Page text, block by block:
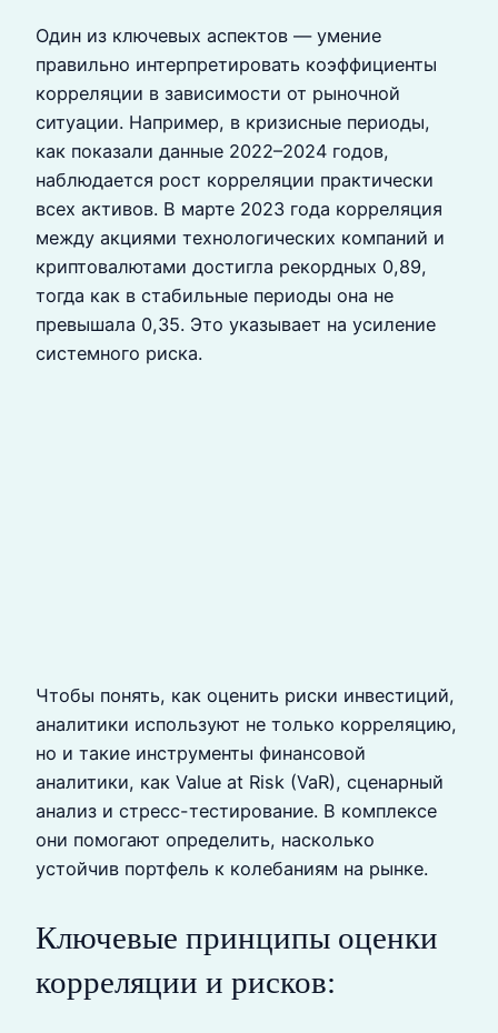
Один из ключевых аспектов — умение
правильно интерпретировать коэффициенты
корреляции в зависимости от рыночной
ситуации. Например, в кризисные периоды,
как показали данные 2022–2024 годов,
наблюдается рост корреляции практически
всех активов. В марте 2023 года корреляция
между акциями технологических компаний и
криптовалютами достигла рекордных 0,89,
тогда как в стабильные периоды она не
превышала 0,35. Это указывает на усиление
системного риска.
Чтобы понять, как оценить риски инвестиций,
аналитики используют не только корреляцию,
но и такие инструменты финансовой
аналитики, как Value at Risk (VaR), сценарный
анализ и стресс-тестирование. В комплексе
они помогают определить, насколько
устойчив портфель к колебаниям на рынке.
Ключевые принципы оценки
корреляции и рисков: